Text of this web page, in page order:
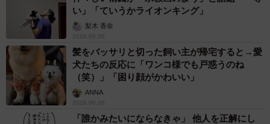
い」「ていうかライオンキング」
梨木 香奈
2026.08.06
髪をバッサリと切った飼い主が帰宅すると→愛
犬たちの反応に「ワンコ様でも戸惑うのね
（笑）」「困り顔がかわいい」
ANNA
2026.08.06
「誰かみたいにならなきゃ」 他人を正解にし